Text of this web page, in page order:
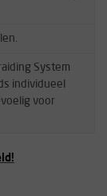
System
individueel
voor